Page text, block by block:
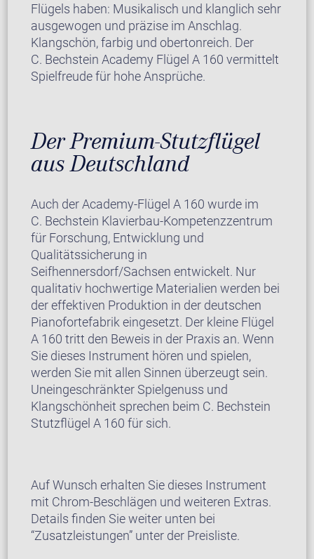
Flügels haben: Musikalisch und klanglich sehr
ausgewogen und präzise im Anschlag.
Klangschön, farbig und obertonreich. Der
C. Bechstein Academy Flügel A 160 vermittelt
Spielfreude für hohe Ansprüche.
Der Premium-Stutzflügel
aus Deutschland
Auch der Academy-Flügel A 160 wurde im
C. Bechstein Klavierbau-Kompetenzzentrum
für Forschung, Entwicklung und
Qualitätssicherung in
Seifhennersdorf/Sachsen entwickelt. Nur
qualitativ hochwertige Materialien werden bei
der effektiven Produktion in der deutschen
Pianofortefabrik eingesetzt. Der kleine Flügel
A 160 tritt den Beweis in der Praxis an. Wenn
Sie dieses Instrument hören und spielen,
werden Sie mit allen Sinnen überzeugt sein.
Uneingeschränkter Spielgenuss und
Klangschönheit sprechen beim C. Bechstein
Stutzflügel A 160 für sich.
Auf Wunsch erhalten Sie dieses Instrument
mit Chrom-Beschlägen und weiteren Extras.
Details finden Sie weiter unten bei
“Zusatzleistungen” unter der Preisliste.